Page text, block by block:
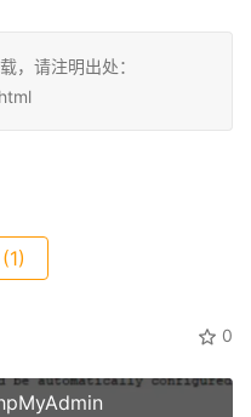
，请注明出处：
(1)
0